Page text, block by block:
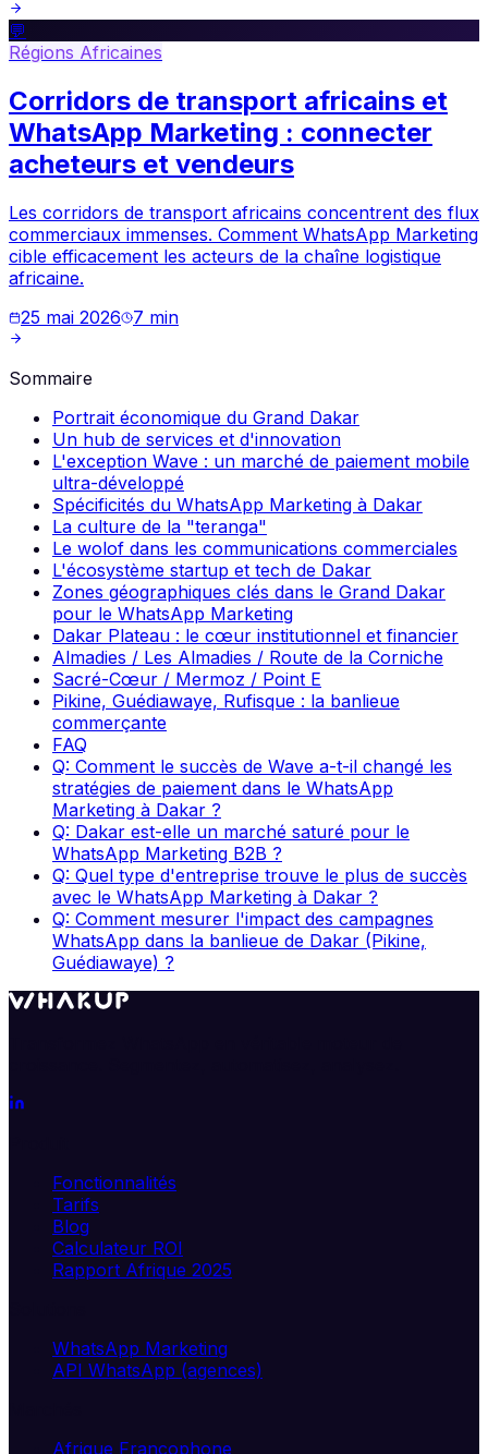
💬
Régions Africaines
Corridors de transport africains et
WhatsApp Marketing : connecter
acheteurs et vendeurs
Les corridors de transport africains concentrent des flux
commerciaux immenses. Comment WhatsApp Marketing
cible efficacement les acteurs de la chaîne logistique
africaine.
25 mai 2026
7 min
Sommaire
Portrait économique du Grand Dakar
Un hub de services et d'innovation
L'exception Wave : un marché de paiement mobile
ultra-développé
Spécificités du WhatsApp Marketing à Dakar
La culture de la "teranga"
Le wolof dans les communications commerciales
L'écosystème startup et tech de Dakar
Zones géographiques clés dans le Grand Dakar
pour le WhatsApp Marketing
Dakar Plateau : le cœur institutionnel et financier
Almadies / Les Almadies / Route de la Corniche
Sacré-Cœur / Mermoz / Point E
Pikine, Guédiawaye, Rufisque : la banlieue
commerçante
FAQ
Q: Comment le succès de Wave a-t-il changé les
stratégies de paiement dans le WhatsApp
Marketing à Dakar ?
Q: Dakar est-elle un marché saturé pour le
WhatsApp Marketing B2B ?
Q: Quel type d'entreprise trouve le plus de succès
avec le WhatsApp Marketing à Dakar ?
Q: Comment mesurer l'impact des campagnes
WhatsApp dans la banlieue de Dakar (Pikine,
Guédiawaye) ?
Fonctionnalités
Tarifs
Blog
Calculateur ROI
Rapport Afrique 2025
WhatsApp Marketing
API WhatsApp (agences)
Afrique Francophone